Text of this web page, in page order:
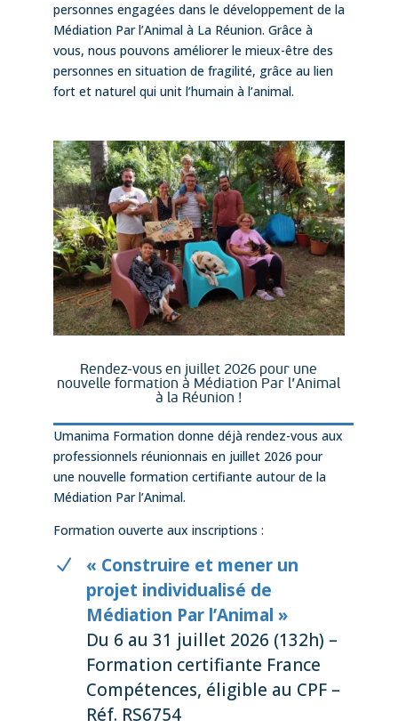
personnes engagées dans le développement de la
Médiation Par l’Animal à La Réunion. Grâce à
vous, nous pouvons améliorer le mieux-être des
personnes en situation de fragilité, grâce au lien
fort et naturel qui unit l’humain à l’animal.
Rendez-vous en juillet 2026 pour une
nouvelle formation à Médiation Par l’Animal
à la Réunion !
Umanima Formation donne déjà rendez-vous aux
professionnels réunionnais en juillet 2026 pour
une nouvelle formation certifiante autour de la
Médiation Par l’Animal.
Formation ouverte aux inscriptions :
« Construire et mener un
projet individualisé de
Médiation Par l’Animal »
Du 6 au 31 juillet 2026 (132h) –
Formation certifiante France
Compétences, éligible au CPF –
Réf. RS6754